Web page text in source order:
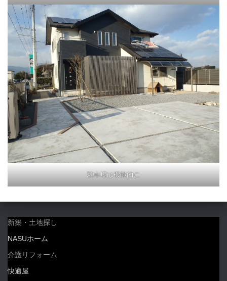
駐車場は機能的に
新築・土地探し
NASUホーム
介護リフォーム
快適屋